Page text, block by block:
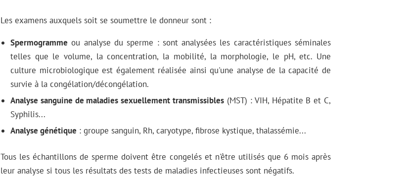
Les examens auxquels soit se soumettre le donneur sont :
Spermogramme ou analyse du sperme : sont analysées les caractéristiques séminales
telles que le volume, la concentration, la mobilité, la morphologie, le pH, etc. Une
culture microbiologique est également réalisée ainsi qu'une analyse de la capacité de
survie à la congélation/décongélation.
Analyse sanguine de maladies sexuellement transmissibles (MST) : VIH, Hépatite B et C,
Syphilis...
Analyse génétique : groupe sanguin, Rh, caryotype, fibrose kystique, thalassémie...
Tous les échantillons de sperme doivent être congelés et n'être utilisés que 6 mois après
leur analyse si tous les résultats des tests de maladies infectieuses sont négatifs.